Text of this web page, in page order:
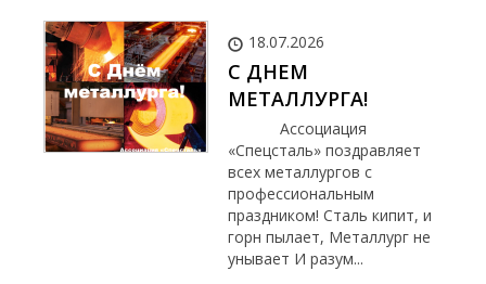
18.07.2026
С ДНЕМ
МЕТАЛЛУРГА!
Ассоциация
«Спецсталь» поздравляет
всех металлургов с
профессиональным
праздником! Сталь кипит, и
горн пылает, Металлург не
унывает И разум...